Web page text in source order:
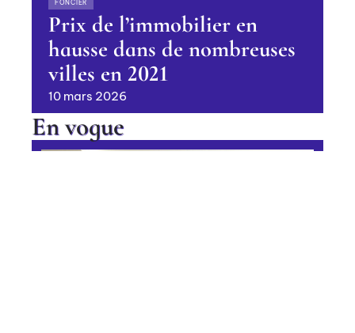
FONCIER
Prix de l’immobilier en
hausse dans de nombreuses
villes en 2021
10 mars 2026
En vogue